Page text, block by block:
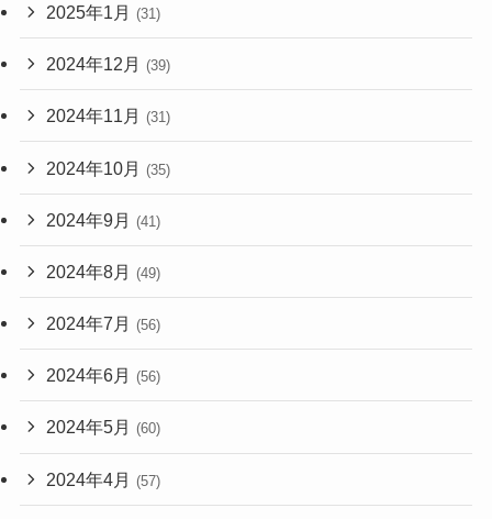
2025年1月 (31)
2024年12月 (39)
2024年11月 (31)
2024年10月 (35)
2024年9月 (41)
2024年8月 (49)
2024年7月 (56)
2024年6月 (56)
2024年5月 (60)
2024年4月 (57)